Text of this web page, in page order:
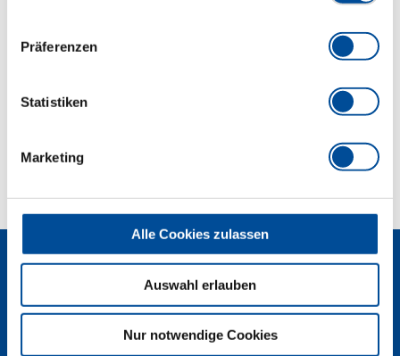
Präferenzen
Statistiken
Marketing
Alle Cookies zulassen
Auswahl erlauben
Nur notwendige Cookies
Lieferumfang
Technische Eigenschaften
Newsletter